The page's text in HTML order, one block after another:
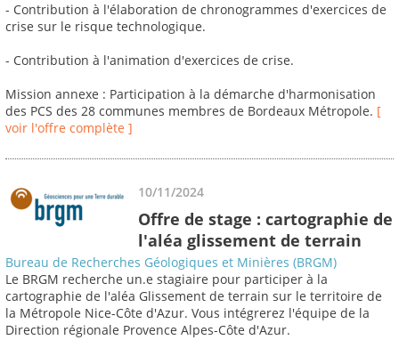
- Contribution à l'élaboration de chronogrammes d'exercices de
crise sur le risque technologique.
- Contribution à l'animation d'exercices de crise.
Mission annexe : Participation à la démarche d'harmonisation
des PCS des 28 communes membres de Bordeaux Métropole. [
voir l'offre complète ]
10/11/2024
Offre de stage : cartographie de
l'aléa glissement de terrain
Bureau de Recherches Géologiques et Minières (BRGM)
Le BRGM recherche un.e stagiaire pour participer à la
cartographie de l'aléa Glissement de terrain sur le territoire de
la Métropole Nice-Côte d'Azur. Vous intégrerez l'équipe de la
Direction régionale Provence Alpes-Côte d'Azur.